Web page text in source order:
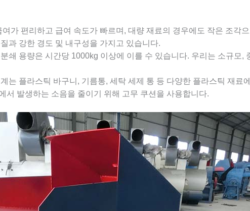
여가 편리하고 급여 속도가 빠르며, 대량 재료의 경우에도 작은 조각
과 강한 경도 및 내구성을 가지고 있습니다.
쇄 용량은 시간당 1000kg 이상에 이를 수 있습니다. 우리는 소규모
는 플라스틱 바구니, 기름통, 세탁 세제 통 등 다양한 플라스틱 재료
서 발생하는 소음을 줄이기 위해 고무 쿠션을 사용합니다.